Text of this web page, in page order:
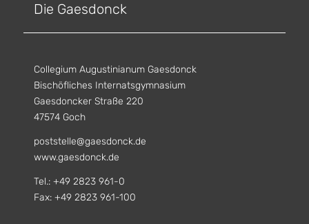
Die Gaesdonck
Collegium Augustinianum Gaesdonck
Bischöfliches Internatsgymnasium
Gaesdoncker Straße 220
47574 Goch
poststelle@gaesdonck.de
www.gaesdonck.de
Tel.: +49 2823 961-0
Fax: +49 2823 961-100